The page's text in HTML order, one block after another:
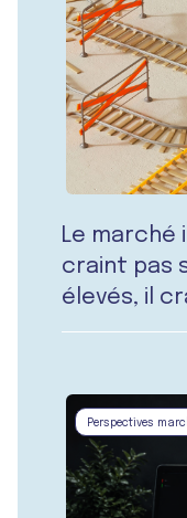
Le marché
craint pas
élevés, il
Perspectives